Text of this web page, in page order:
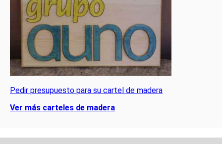
Pedir presupuesto para su cartel de madera
Ver más carteles de madera